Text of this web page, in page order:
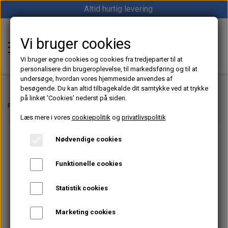
Altid hurtig levering
Shop12volt
Hjem
Autoterm dieselfyr
1852 Diesel Bådvarmer
Strøm
Vind/Sol
Forside
Vi bruger cookies
Vi bruger egne cookies og cookies fra tredjeparter til at
personalisere din brugeroplevelse, til markedsføring og til at
undersøge, hvordan vores hjemmeside anvendes af
besøgende. Du kan altid tilbagekalde dit samtykke ved at trykke
på linket 'Cookies' nederst på siden.
Læs mere i vores cookiepolitikog privatlivspolitik
Nødvendige cookies
Funktionelle cookies
Statistik cookies
Marketing cookies